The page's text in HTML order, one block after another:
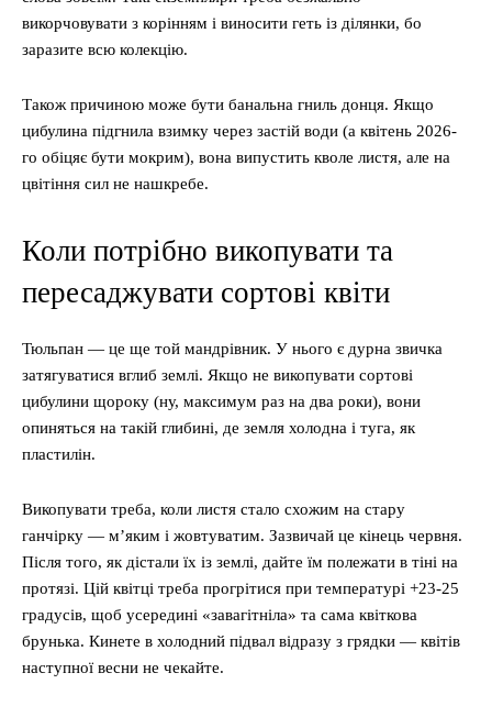
викорчовувати з корінням і виносити геть із ділянки, бо
заразите всю колекцію.
Також причиною може бути банальна гниль донця. Якщо
цибулина підгнила взимку через застій води (а квітень 2026-
го обіцяє бути мокрим), вона випустить кволе листя, але на
цвітіння сил не нашкребе.
Коли потрібно викопувати та
пересаджувати сортові квіти
Тюльпан — це ще той мандрівник. У нього є дурна звичка
затягуватися вглиб землі. Якщо не викопувати сортові
цибулини щороку (ну, максимум раз на два роки), вони
опиняться на такій глибині, де земля холодна і туга, як
пластилін.
Викопувати треба, коли листя стало схожим на стару
ганчірку — м’яким і жовтуватим. Зазвичай це кінець червня.
Після того, як дістали їх із землі, дайте їм полежати в тіні на
протязі. Цій квітці треба прогрітися при температурі +23-25
градусів, щоб усередині «завагітніла» та сама квіткова
брунька. Кинете в холодний підвал відразу з грядки — квітів
наступної весни не чекайте.